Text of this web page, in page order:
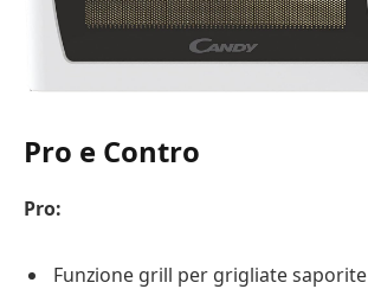
Pro e Contro
Pro:
Funzione grill per grigliate saporite